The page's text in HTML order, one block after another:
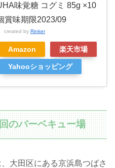
味覚糖 コグミ 85g ×10
賞味期限2023/09
created by Rinker
Amazon 楽天市場
Yahooショッピング
のバーベキュー場
大田区にある京浜島つばさ